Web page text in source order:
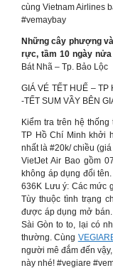
cùng Vietnam Airlines
#vemaybay
Những cây phượng
rực, tầm 10 ngày
Bát Nhã – Tp. Bảo Lộc
GIÁ VÉ TẾT HUẾ –
-TẾT SUM VẦY BÊN
Kiểm tra trên hệ
TP Hồ Chí Minh khởi
nhất là #20k/ chiều
VietJet Air Bao gồm
không áp dụng đổi
636K Lưu ý: Các mức
Tùy thuộc tình trạng
được áp dụng mở
Sài Gòn to to, lại có
thường. Cùng
người mê đắm đến
này nhé! #vegiare